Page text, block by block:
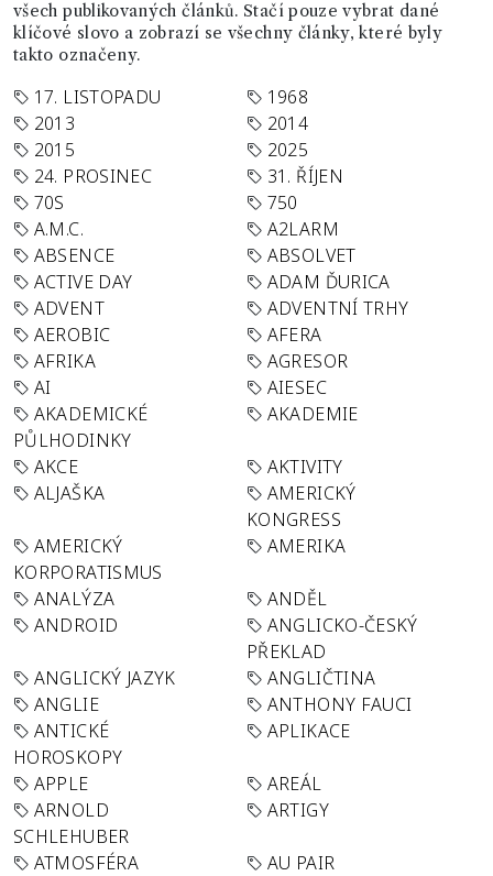
všech publikovaných článků. Stačí pouze vybrat dané
klíčové slovo a zobrazí se všechny články, které byly
takto označeny.
17. LISTOPADU
1968
2013
2014
2015
2025
24. PROSINEC
31. ŘÍJEN
70S
750
A.M.C.
A2LARM
ABSENCE
ABSOLVET
ACTIVE DAY
ADAM ĎURICA
ADVENT
ADVENTNÍ TRHY
AEROBIC
AFERA
AFRIKA
AGRESOR
AI
AIESEC
AKADEMICKÉ
PŮLHODINKY
AKADEMIE
AKCE
AKTIVITY
ALJAŠKA
AMERICKÝ
KONGRESS
AMERICKÝ
KORPORATISMUS
AMERIKA
ANALÝZA
ANDĚL
ANDROID
ANGLICKO-ČESKÝ
PŘEKLAD
ANGLICKÝ JAZYK
ANGLIČTINA
ANGLIE
ANTHONY FAUCI
ANTICKÉ
HOROSKOPY
APLIKACE
APPLE
AREÁL
ARNOLD
SCHLEHUBER
ARTIGY
ATMOSFÉRA
AU PAIR